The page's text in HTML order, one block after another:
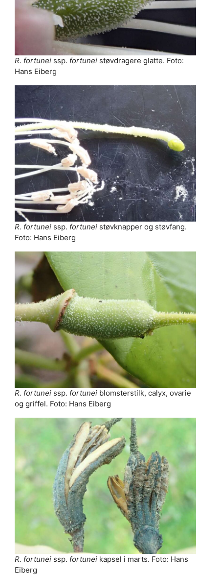
R. fortunei ssp. fortunei støvdragere glatte. Foto:
Hans Eiberg
R. fortunei ssp. fortunei støvknapper og støvfang.
Foto: Hans Eiberg
R. fortunei ssp. fortunei blomsterstilk, calyx, ovarie
og griffel. Foto: Hans Eiberg
R. fortunei ssp. fortunei kapsel i marts. Foto: Hans
Eiberg